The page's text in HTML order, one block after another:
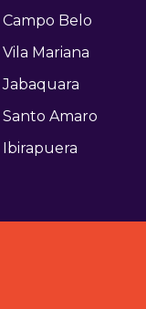
Campo Belo
Vila Mariana
Jabaquara
Santo Amaro
Ibirapuera